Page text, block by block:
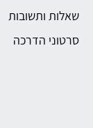
שאלות ותשובות
סרטוני הדרכה